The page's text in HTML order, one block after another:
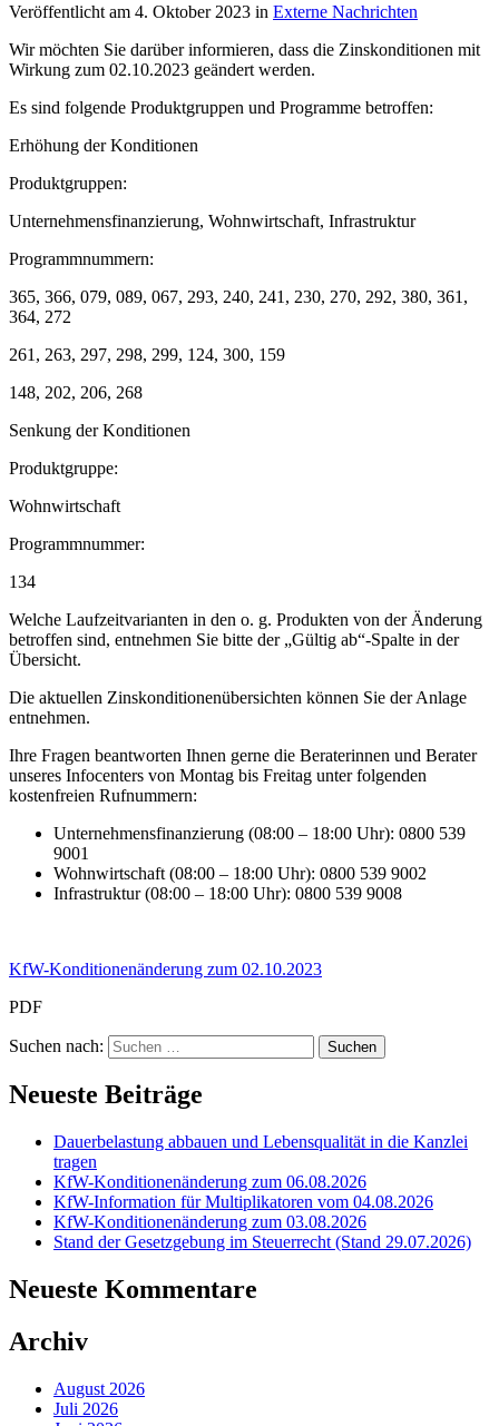
Veröffentlicht am 4. Oktober 2023 in Externe Nachrichten
Wir möchten Sie darüber informieren, dass die Zinskonditionen mit
Wirkung zum 02.10.2023 geändert werden.
Es sind folgende Produktgruppen und Programme betroffen:
Erhöhung der Konditionen
Produktgruppen:
Unternehmensfinanzierung, Wohnwirtschaft, Infrastruktur
Programmnummern:
365, 366, 079, 089, 067, 293, 240, 241, 230, 270, 292, 380, 361,
364, 272
261, 263, 297, 298, 299, 124, 300, 159
148, 202, 206, 268
Senkung der Konditionen
Produktgruppe:
Wohnwirtschaft
Programmnummer:
134
Welche Laufzeitvarianten in den o. g. Produkten von der Änderung
betroffen sind, entnehmen Sie bitte der „Gültig ab“-Spalte in der
Übersicht.
Die aktuellen Zinskonditionenübersichten können Sie der Anlage
entnehmen.
Ihre Fragen beantworten Ihnen gerne die Beraterinnen und Berater
unseres Infocenters von Montag bis Freitag unter folgenden
kostenfreien Rufnummern:
Unternehmensfinanzierung (08:00 – 18:00 Uhr): 0800 539
9001
Wohnwirtschaft (08:00 – 18:00 Uhr): 0800 539 9002
Infrastruktur (08:00 – 18:00 Uhr): 0800 539 9008
KfW-Konditionenänderung zum 02.10.2023
PDF
Suchen nach:
Neueste Beiträge
Dauerbelastung abbauen und Lebensqualität in die Kanzlei
tragen
KfW-Konditionenänderung zum 06.08.2026
KfW-Information für Multiplikatoren vom 04.08.2026
KfW-Konditionenänderung zum 03.08.2026
Stand der Gesetzgebung im Steuerrecht (Stand 29.07.2026)
Neueste Kommentare
Archiv
August 2026
Juli 2026